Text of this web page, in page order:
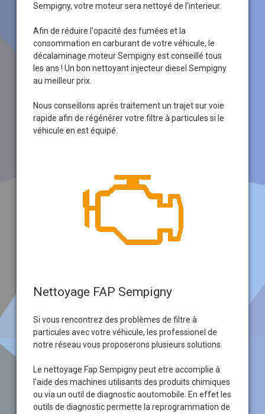
Sempigny, votre moteur sera nettoyé de l'interieur.
Afin de réduire l'opacité des fumées et la
consommation en carburant de votre véhicule, le
décalaminage moteur Sempigny est conseillé tous
les ans ! Un bon nettoyant injecteur diesel Sempigny
au meilleur prix.
Nous conseillons aprés traitement un trajet sur voie
rapide afin de régénérer votre filtre à particules si le
véhicule en est équipé.
Nettoyage FAP Sempigny
Si vous rencontrez des problèmes de filtre à
particules avec votre véhicule, les professionel de
notre réseau vous proposerons plusieurs solutions.
Le nettoyage Fap Sempigny peut etre accomplie à
l'aide des machines utilisants des produits chimiques
ou via un outil de diagnostic aoutomobile. En effet les
outils de diagnostic permette la reprogrammation de